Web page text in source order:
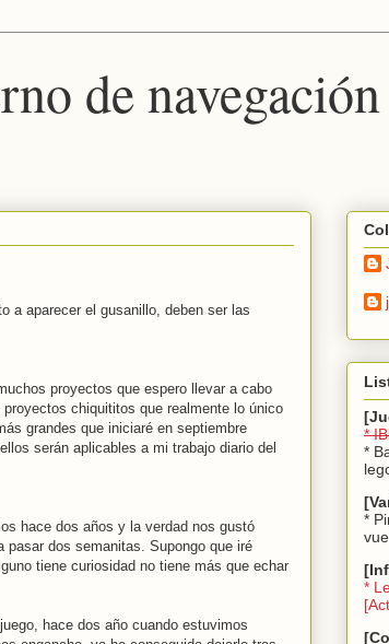
de navegación
a aparecer el gusanillo, deben ser las
proyectos que espero llevar a cabo
chiquititos que realmente lo único
grandes que iniciaré en septiembre
serán aplicables a mi trabajo diario del
hace dos años y la verdad nos gustó
dos semanitas. Supongo que iré
tiene curiosidad no tiene más que echar
hace dos año cuando estuvimos
*
*
*
*